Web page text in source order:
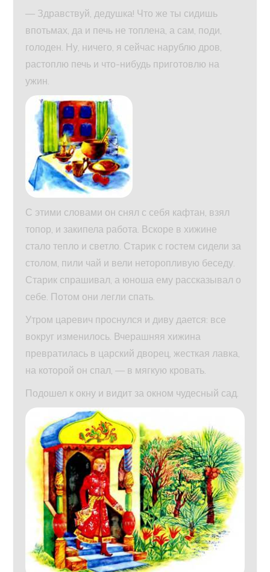
— Здравствуй, дедушка! Что же ты сидишь
впотьмах, да и печь не топлена, а сам, поди,
голоден. Ну, ничего, я сейчас нарублю дров,
растоплю печь и что-нибудь приготовлю на
ужин.
С этими словами он снял с себя кафтан, взял
топор, и закипела работа. Вскоре в хижине
стало тепло и светло. Старик с гостем сидели за
столом, пили чай и вели неторопливую беседу.
Старик спрашивал, а юноша ему рассказывал о
себе. Потом они легли спать.
Утром царевич проснулся и диву дается: все
вокруг изменилось. Вчерашняя хижина
превратилась в царский дворец, жесткая лавка,
на которой он спал, — в мягкую кровать.
Подошел к окну и видит за окном чудесный сад.